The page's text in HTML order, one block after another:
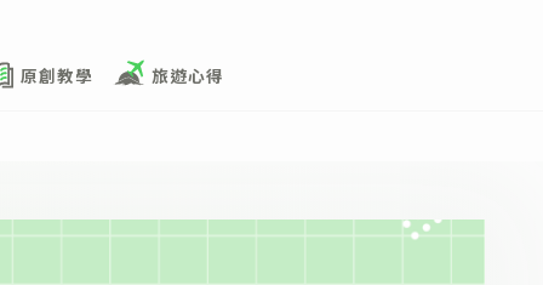
原創教學 旅遊心得